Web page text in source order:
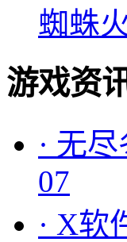
蜘蛛
游戏资
· 无
07
· X软